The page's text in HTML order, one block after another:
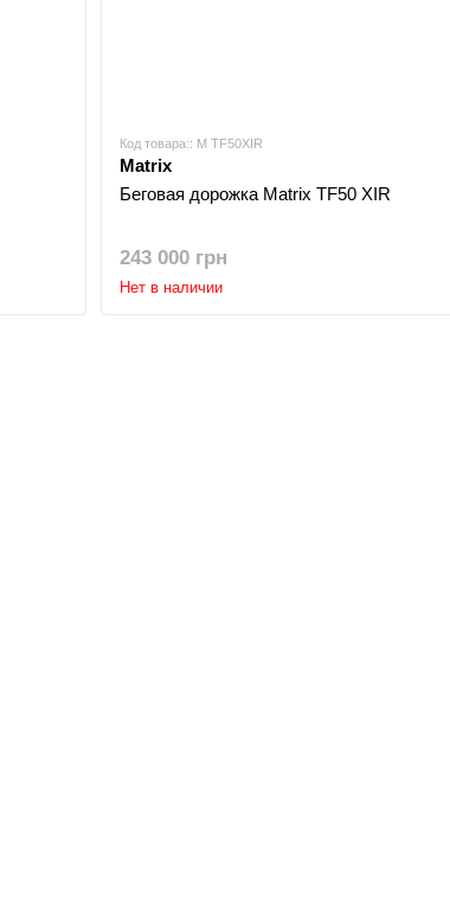
Код товара:: M TF50XIR
Matrix
Беговая дорожка Matrix TF50 XIR
243 000 грн
Нет в наличии